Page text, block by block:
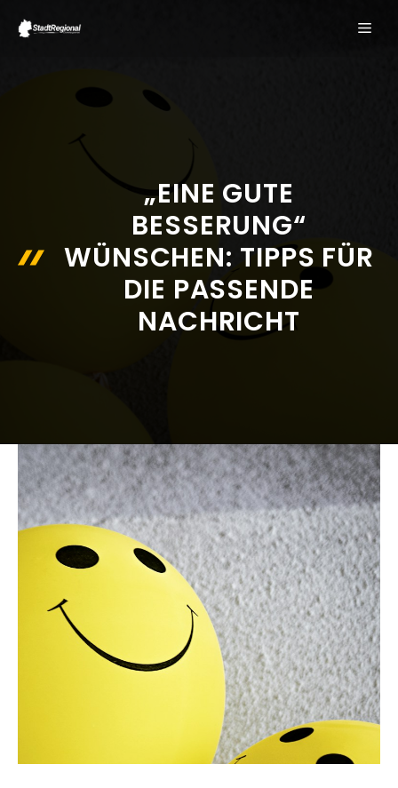
Inhalt
„EINE GUTE
BESSERUNG“
WÜNSCHEN: TIPPS FÜR
DIE PASSENDE
NACHRICHT